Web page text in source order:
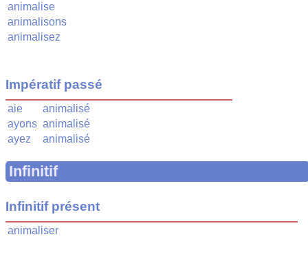
animalise
animalisons
animalisez
Impératif passé
aie
animalisé
ayons animalisé
ayez
animalisé
Infinitif
Infinitif présent
animaliser